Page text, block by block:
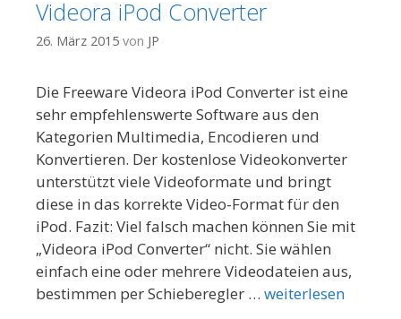
Videora iPod Converter
26. März 2015 von JP
Die Freeware Videora iPod Converter ist eine
sehr empfehlenswerte Software aus den
Kategorien Multimedia, Encodieren und
Konvertieren. Der kostenlose Videokonverter
unterstützt viele Videoformate und bringt
diese in das korrekte Video-Format für den
iPod. Fazit: Viel falsch machen können Sie mit
„Videora iPod Converter“ nicht. Sie wählen
einfach eine oder mehrere Videodateien aus,
bestimmen per Schieberegler … weiterlesen